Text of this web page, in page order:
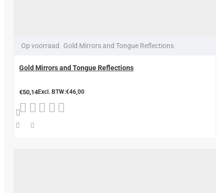
Op voorraad Gold Mirrors and Tongue Reflections
Gold Mirrors and Tongue Reflections
€50,14Excl. BTW:€46,00